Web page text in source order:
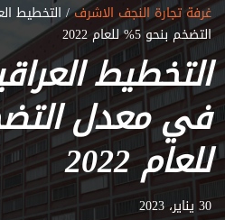
غرفة تجارة النجف الاشرف/ التخطيط
التضخم بنحو 5% للعام 2022
التخطيط
للعام 2022
30 يناير، 2023